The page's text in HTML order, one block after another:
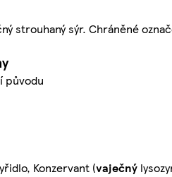
strouhaný sýr. Chráněné
původu
Konzervant (vaječný